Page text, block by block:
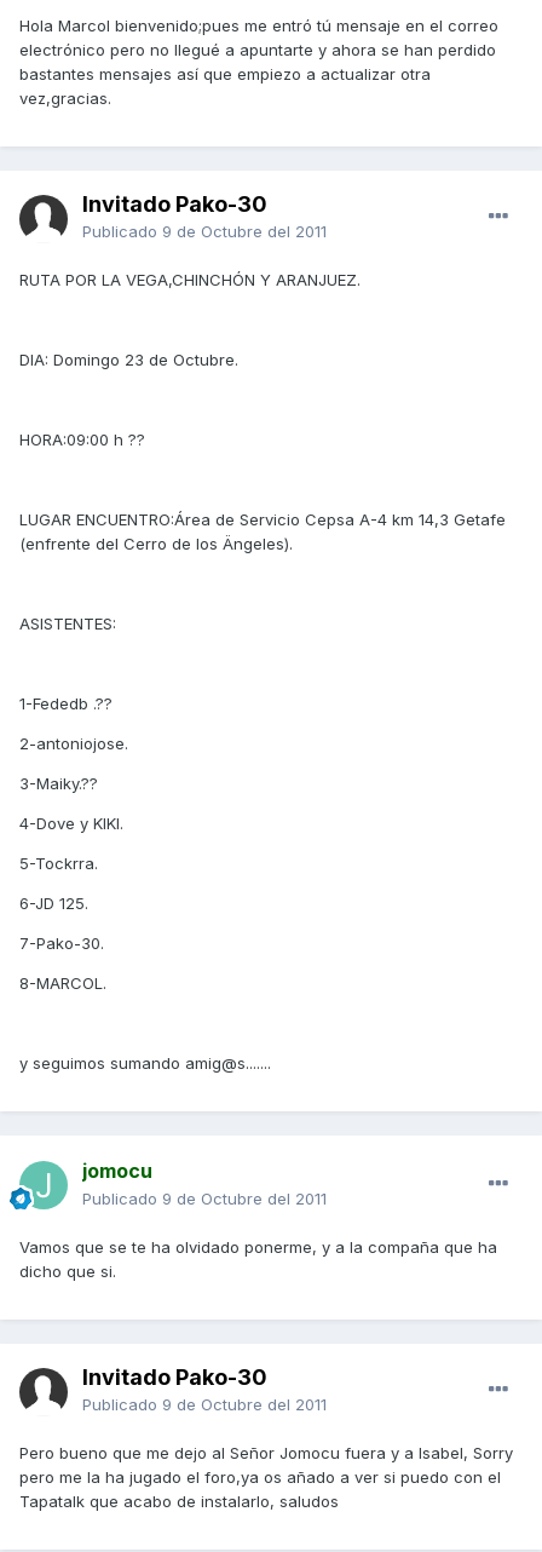
Hola Marcol bienvenido;pues me entró tú mensaje en el correo
electrónico pero no llegué a apuntarte y ahora se han perdido
bastantes mensajes así que empiezo a actualizar otra
vez,gracias.
Invitado Pako-30
Publicado 9 de Octubre del 2011
RUTA POR LA VEGA,CHINCHÓN Y ARANJUEZ.
DIA: Domingo 23 de Octubre.
HORA:09:00 h ??
LUGAR ENCUENTRO:Área de Servicio Cepsa A-4 km 14,3 Getafe
(enfrente del Cerro de los Ängeles).
ASISTENTES:
1-Fededb .??
2-antoniojose.
3-Maiky.??
4-Dove y KIKI.
5-Tockrra.
6-JD 125.
7-Pako-30.
8-MARCOL.
y seguimos sumando amig@s.......
jomocu
Publicado 9 de Octubre del 2011
Vamos que se te ha olvidado ponerme, y a la compaña que ha
dicho que si.
Invitado Pako-30
Publicado 9 de Octubre del 2011
Pero bueno que me dejo al Señor Jomocu fuera y a Isabel, Sorry
pero me la ha jugado el foro,ya os añado a ver si puedo con el
Tapatalk que acabo de instalarlo, saludos